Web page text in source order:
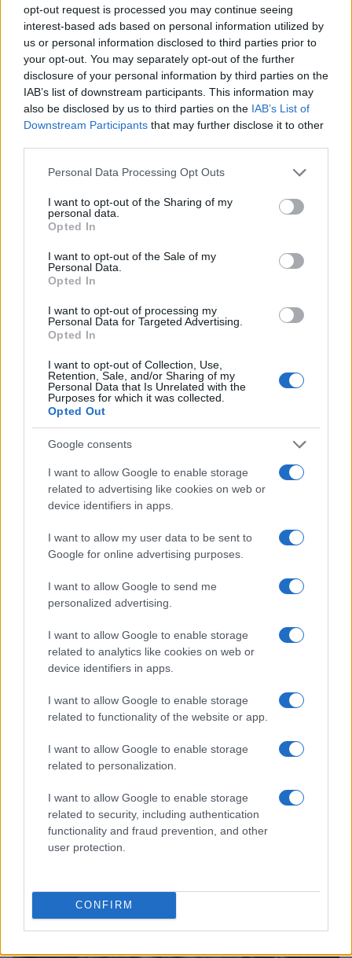
opt-out request is processed you may continue seeing
interest-based ads based on personal information utilized by
us or personal information disclosed to third parties prior to
your opt-out. You may separately opt-out of the further
disclosure of your personal information by third parties on the
IAB’s list of downstream participants. This information may
also be disclosed by us to third parties on the IAB’s List of
Downstream Participants that may further disclose it to other
Please note that this website/app uses one or more Google
not limited to your visit or usage behaviour. You may click to
grant or deny consent to Google and its third-party tags to
use your data for below specified purposes in below Google
consent section.
Personal Data Processing Opt Outs
I want to opt-out of the Sharing of my
personal data.
Opted In
I want to opt-out of the Sale of my
Personal Data.
Opted In
I want to opt-out of processing my
Personal Data for Targeted Advertising.
Opted In
I want to opt-out of Collection, Use,
Retention, Sale, and/or Sharing of my
Personal Data that Is Unrelated with the
Purposes for which it was collected.
Opted Out
Google consents
I want to allow Google to enable storage
related to advertising like cookies on web or
device identifiers in apps.
I want to allow my user data to be sent to
Google for online advertising purposes.
I want to allow Google to send me
personalized advertising.
I want to allow Google to enable storage
related to analytics like cookies on web or
device identifiers in apps.
I want to allow Google to enable storage
related to functionality of the website or app.
I want to allow Google to enable storage
related to personalization.
I want to allow Google to enable storage
related to security, including authentication
functionality and fraud prevention, and other
user protection.
CONFIRM
Continua a leggere
NERD NEWS
Pieve Comics 2026: tutto ciò che devi sapere
sull’evento nerd di Perugia
NERD NEWS
Boom del settore tech italiano: 652 milioni in venture
Andrea Conforti · 6 Ago 2026
NERD NEWS